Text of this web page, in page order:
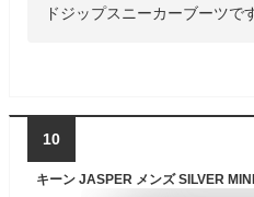
ドジップスニーカーブーツで
10
キーン JASPER メンズ SILVER